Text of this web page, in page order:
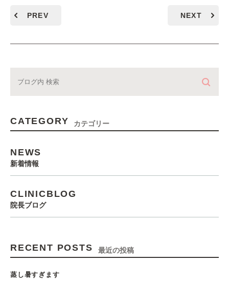
PREV NEXT
CATEGORY カテゴリー
NEWS
新着情報
CLINICBLOG
院長ブログ
RECENT POSTS 最近の投稿
蒸し暑すぎます